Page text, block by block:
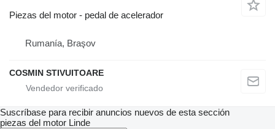
Piezas del motor - pedal de acelerador
Rumanía, Braşov
COSMIN STIVUITOARE
Suscríbase para recibir anuncios nuevos de esta sección
piezas del motor Linde